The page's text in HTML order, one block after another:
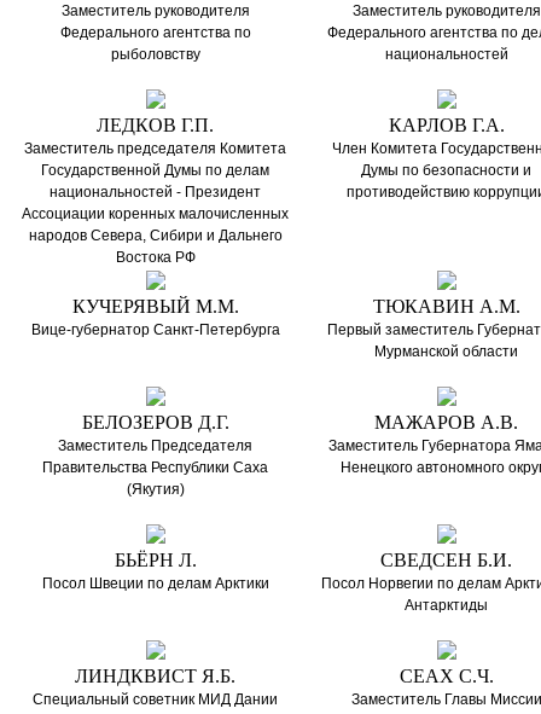
Заместитель руководителя
Федерального агентства по
рыболовству
Заместитель руководителя
Федерального агентства по
национальностей
ЛЕДКОВ Г.П.
Заместитель председателя Комитета
Государственной Думы по делам
национальностей - Президент
Ассоциации коренных малочисленных
народов Севера, Сибири и Дальнего
Востока РФ
КАРЛОВ Г.А.
Член Комитета
Думы по безопасности и
противодействию
КУЧЕРЯВЫЙ М.М.
Вице-губернатор Санкт-Петербурга
ТЮКАВИН А.М.
Первый заместитель
Мурманской области
БЕЛОЗЕРОВ Д.Г.
Заместитель Председателя
Правительства Республики Саха
(Якутия)
МАЖАРОВ А.В.
Заместитель Губернатора
Ненецкого автономного
БЬЁРН Л.
Посол Швеции по делам Арктики
СВЕДСЕН Б.И.
Посол Норвегии по делам
Антарктиды
ЛИНДКВИСТ Я.Б.
Специальный советник МИД Дании
СЕАХ С.Ч.
Заместитель Главы Миссии